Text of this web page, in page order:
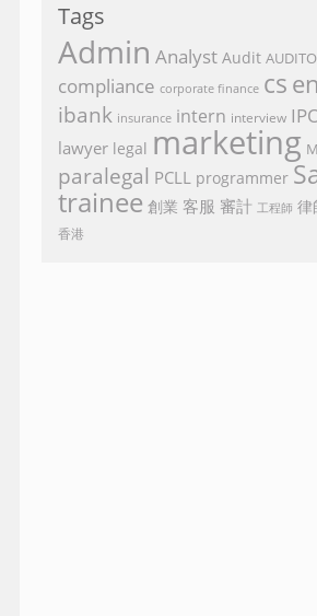
Tags
Admin Analyst Audit
compliance corporate finance cs
ibank insurance intern interview
lawyer legal marketing
paralegal PCLL programmer
trainee 創業 客服 審計 工程師 律
香港